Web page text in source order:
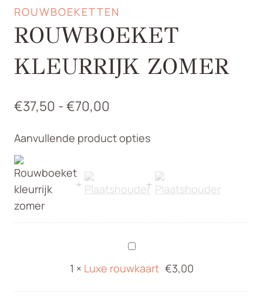
ROUWBOEKETTEN
ROUWBOEKET
KLEURRIJK ZOMER
€37,50 -€70,00
tot
Aanvullende product opties
Luxe
rouwkaart
1 × Luxe rouwkaart €3,00